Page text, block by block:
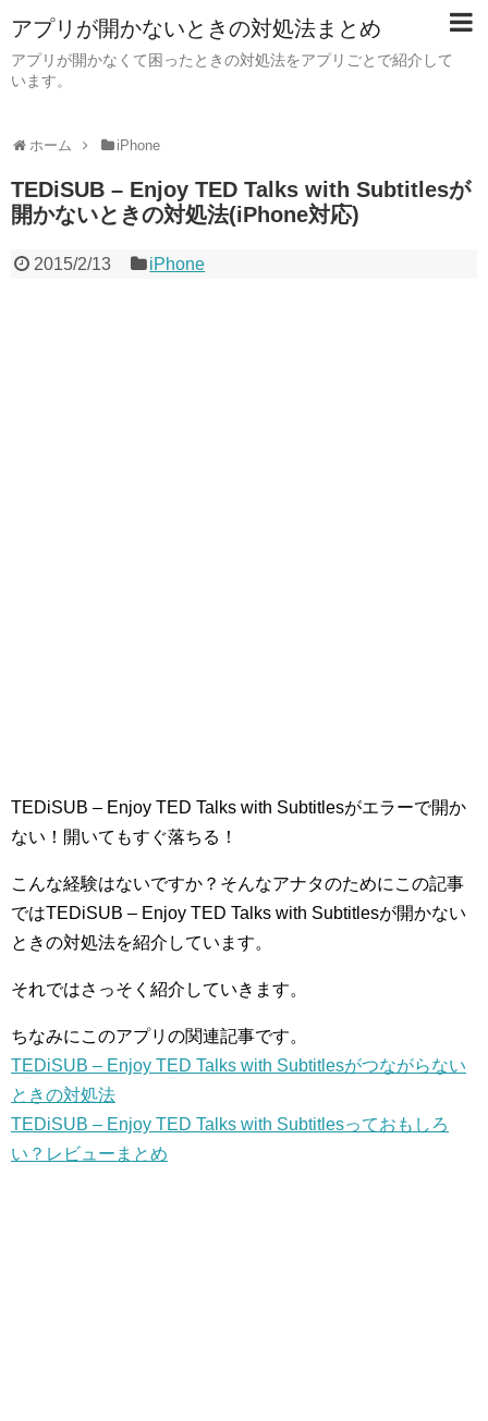
アプリが開かないときの対処法まとめ
アプリが開かなくて困ったときの対処法をアプリごとで紹介して
います。
ホーム iPhone
TEDiSUB – Enjoy TED Talks with Subtitlesが
開かないときの対処法(iPhone対応)
2015/2/13 iPhone
TEDiSUB – Enjoy TED Talks with Subtitlesがエラーで開か
ない！開いてもすぐ落ちる！
こんな経験はないですか？そんなアナタのためにこの記事
ではTEDiSUB – Enjoy TED Talks with Subtitlesが開かない
ときの対処法を紹介しています。
それではさっそく紹介していきます。
ちなみにこのアプリの関連記事です。
TEDiSUB – Enjoy TED Talks with Subtitlesがつながらない
ときの対処法
TEDiSUB – Enjoy TED Talks with Subtitlesっておもしろ
い？レビューまとめ